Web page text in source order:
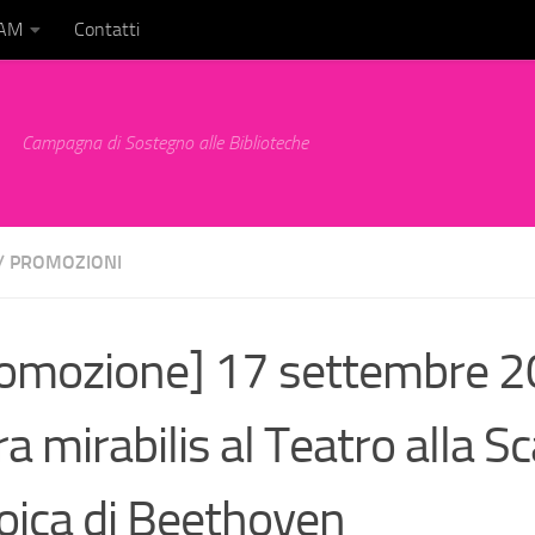
Contatti
Campagna di Sostegno alle Biblioteche
PROMOZIONI
17 settembre
mirabilis al Teatro alla
di Beethoven